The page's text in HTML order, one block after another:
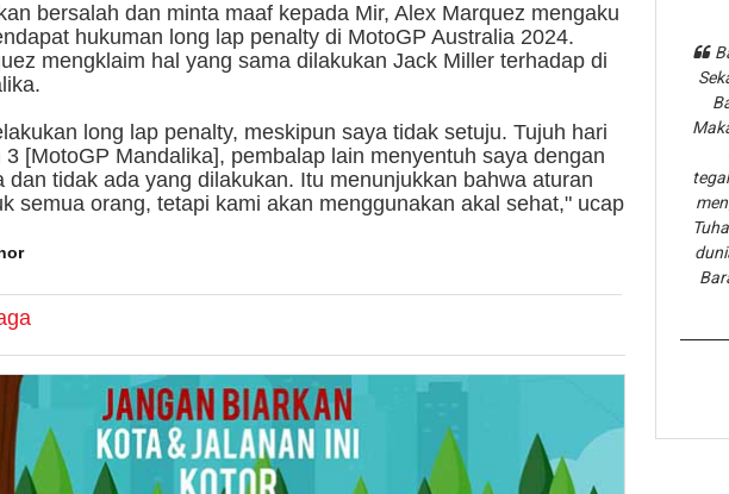
bersalah dan minta maaf kepada Mir, Alex Marquez mengaku
hukuman long lap penalty di MotoGP Australia 2024.
mengklaim hal yang sama dilakukan Jack Miller terhadap di
long lap penalty, meskipun saya tidak setuju. Tujuh hari
3 [MotoGP Mandalika], pembalap lain menyentuh saya dengan
dan tidak ada yang dilakukan. Itu menunjukkan bahwa aturan
semua orang, tetapi kami akan menggunakan akal sehat," ucap